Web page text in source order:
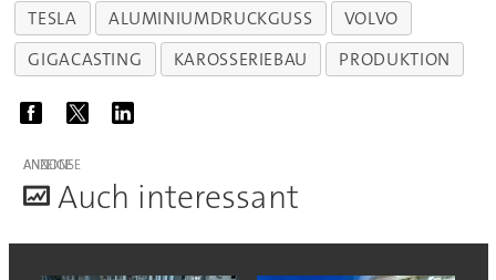
TESLA ALUMINIUMDRUCKGUSS
VOLVO
GIGACASTING
KAROSSERIEBAU PRODUKTION
ANZEIGE
Auch interessant